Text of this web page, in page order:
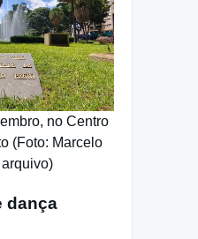
no Centro
(Foto: Marcelo
dança